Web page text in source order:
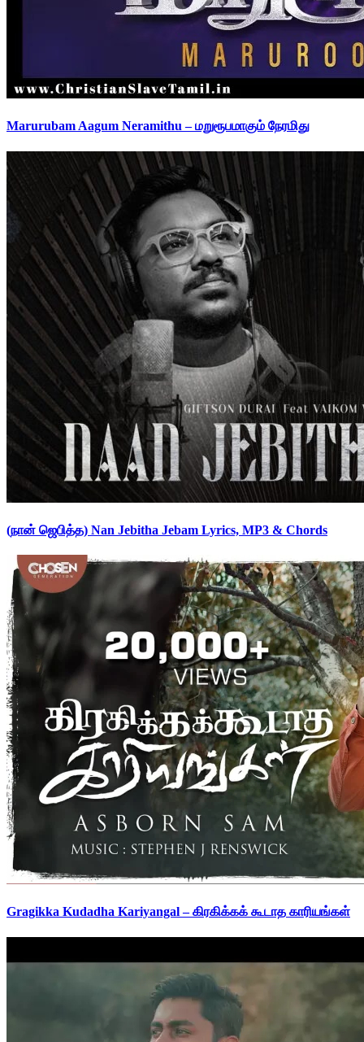
Marurubam Aagum Neramithu – மறுரூபமாகும் நேரமிது
(நான் ஜெபித்த) Nan Jebitha Jebam Lyrics, MP3 & Chords
Gragikka Kudadha Kariyangal – கிரகிக்கக் கூடாத காரியங்கள்